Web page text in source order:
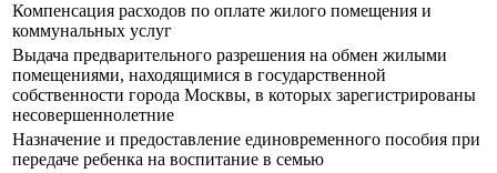
Компенсация расходов по оплате жилого помещения и
коммунальных услуг
Выдача предварительного разрешения на обмен жилыми
помещениями, находящимися в государственной
собственности города Москвы, в которых зарегистрированы
несовершеннолетние
Назначение и предоставление единовременного пособия при
передаче ребенка на воспитание в семью